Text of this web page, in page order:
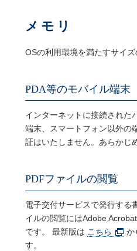
メモリ
OSの利用環境を満たすサイズ
PDA等のモバイル端末
インターネットに接続された
端末、スマートフォン以外の
証はいたしません。あらかじ
PDFファイルの閲覧
電子交付サービスで発行する
イルの閲覧にはAdobe
です。 最新版は こちら
か
す。